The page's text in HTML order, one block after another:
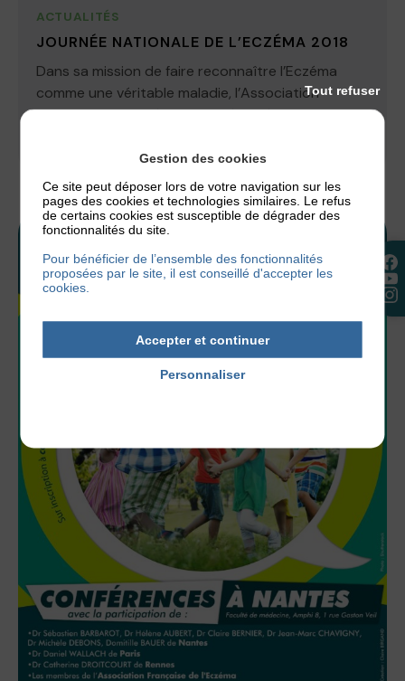
ACTUALITÉS
JOURNÉE NATIONALE DE L’ECZÉMA 2018
Dans sa mission de faire reconnaître l’Eczéma
comme une véritable maladie, l’Association
Française de l’Eczéma a publié en février dernier...
Gestion des cookies
Ce site peut déposer lors de votre navigation sur les
pages des cookies et technologies similaires. Le refus
de certains cookies est susceptible de dégrader des
fonctionnalités du site.
Pour bénéficier de l’ensemble des fonctionnalités
proposées par le site, il est conseillé d'accepter les
cookies.
Accepter et continuer
Tout refuser
Personnaliser